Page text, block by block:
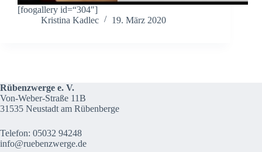
[foogallery id=“304″]
Kristina Kadlec
19. März 2020
Rübenzwerge e. V.
Von-Weber-Straße 11B
31535 Neustadt am Rübenberge
Telefon: 05032 94248
info@ruebenzwerge.de